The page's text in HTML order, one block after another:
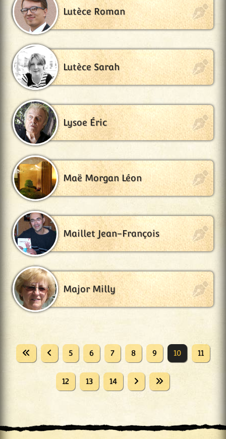
Lutèce Roman
Lutèce Sarah
Lysoe Éric
Maë Morgan Léon
Maillet Jean-François
Major Milly
5 6 7 8 9 10 11
12 13 14